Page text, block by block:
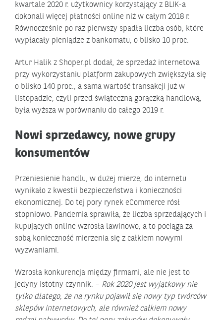
kwartale 2020 r. użytkownicy korzystający z BLIK-a
dokonali więcej płatności online niż w całym 2018 r.
Równocześnie po raz pierwszy spadła liczba osób, które
wypłacały pieniądze z bankomatu, o blisko 10 proc.
Artur Halik z Shoper.pl dodał, że sprzedaż internetowa
przy wykorzystaniu platform zakupowych zwiększyła się
o blisko 140 proc., a sama wartość transakcji już w
listopadzie, czyli przed świąteczną gorączką handlową,
była wyższa w porównaniu do całego 2019 r.
Nowi sprzedawcy, nowe grupy
konsumentów
Przeniesienie handlu, w dużej mierze, do internetu
wynikało z kwestii bezpieczeństwa i konieczności
ekonomicznej. Do tej pory rynek eCommerce rósł
stopniowo. Pandemia sprawiła, że liczba sprzedających i
kupujących online wzrosła lawinowo, a to pociąga za
sobą konieczność mierzenia się z całkiem nowymi
wyzwaniami.
Wzrosła konkurencja między firmami, ale nie jest to
jedyny istotny czynnik. – Rok 2020 jest wyjątkowy nie
tylko dlatego, że na rynku pojawił się nowy typ twórców
sklepów internetowych, ale również całkiem nowy